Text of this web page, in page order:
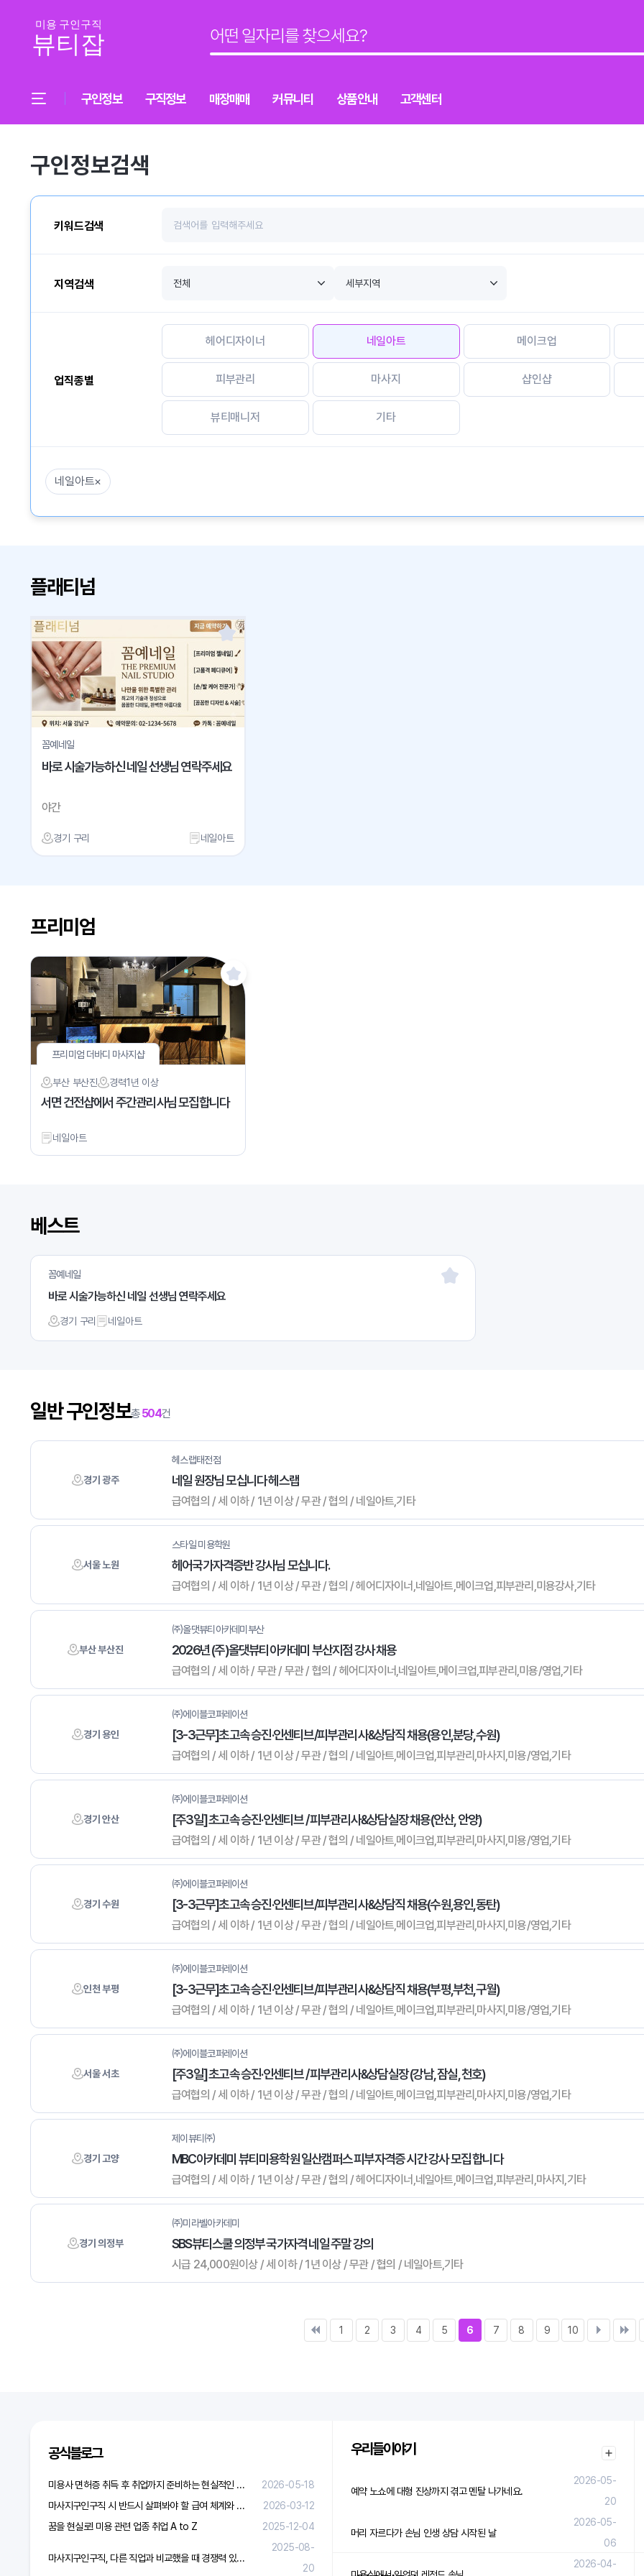
구인정보 구직정보 매장매매 커뮤니티 상품안내 고객센터
구인정보검색
키워드검색
지역검색
업직종별
헤어디자이너 네일아트 메이크업
피부관리 마사지 샵인샵
뷰티매니저 기타
네일아트×
플래티넘
꼼예네일
바로 시술가능하신 네일 선생님 연락주세요
야간
경기 구리 네일아트
프리미엄
프리미엄 더바디 마사지샵
부산 부산진 경력1년 이상
서면 건전샵에서 주간관리사님 모집합니다
네일아트
베스트
꼼예네일
바로 시술가능하신 네일 선생님 연락주세요
경기 구리 네일아트
일반 구인정보총504건
경기 광주
헤스랩태전점
네일 원장님 모십니다 헤스랩
급여협의 / 세 이하 / 1년 이상 / 무관 / 협의 / 네일아트,기타
서울 노원
스타일 미용학원
헤어국가자격증반 강사님 모십니다.
급여협의 / 세 이하 / 1년 이상 / 무관 / 협의 / 헤어디자이너,네일아트,메이크업,피부관리,미용강사,기타
부산 부산진
㈜올댓뷰티아카데미부산
2026년 (주)올댓뷰티아카데미 부산지점 강사 채용
급여협의 / 세 이하 / 무관 / 무관 / 협의 / 헤어디자이너,네일아트,메이크업,피부관리,미용/영업,기타
경기 용인
㈜에이블코퍼레이션
[3-3근무]초고속 승진·인센티브/피부관리사&상담직 채용(용인,분당,수원)
급여협의 / 세 이하 / 1년 이상 / 무관 / 협의 / 네일아트,메이크업,피부관리,마사지,미용/영업,기타
경기 안산
㈜에이블코퍼레이션
[주3일] 초고속 승진·인센티브 / 피부관리사&상담실장 채용(안산, 안양)
급여협의 / 세 이하 / 1년 이상 / 무관 / 협의 / 네일아트,메이크업,피부관리,마사지,미용/영업,기타
경기 수원
㈜에이블코퍼레이션
[3-3근무]초고속 승진·인센티브/피부관리사&상담직 채용(수원,용인,동탄)
급여협의 / 세 이하 / 1년 이상 / 무관 / 협의 / 네일아트,메이크업,피부관리,마사지,미용/영업,기타
인천 부평
㈜에이블코퍼레이션
[3-3근무]초고속 승진·인센티브/피부관리사&상담직 채용(부평,부천,구월)
급여협의 / 세 이하 / 1년 이상 / 무관 / 협의 / 네일아트,메이크업,피부관리,마사지,미용/영업,기타
서울 서초
㈜에이블코퍼레이션
[주3일] 초고속 승진·인센티브 / 피부관리사&상담실장 (강남, 잠실, 천호)
급여협의 / 세 이하 / 1년 이상 / 무관 / 협의 / 네일아트,메이크업,피부관리,마사지,미용/영업,기타
경기 고양
제이뷰티㈜
MBC아카데미 뷰티미용학원 일산캠퍼스 피부자격증 시간 강사 모집 합니다
급여협의 / 세 이하 / 1년 이상 / 무관 / 협의 / 헤어디자이너,네일아트,메이크업,피부관리,마사지,기타
경기 의정부
㈜미라벨아카데미
SBS뷰티스쿨 의정부 국가자격 네일 주말 강의
시급 24,000원이상 / 세 이하 / 1년 이상 / 무관 / 협의 / 네일아트,기타
1 2 3 4 5 6 7 8 9 10
공식블로그
미용사 면허증 취득 후 취업까지 준비하는 현실적인 방법
2026-05-18
마사지구인구직 시 반드시 살펴봐야 할 급여 체계와 합리적 보상 가이드
2026-03-12
꿈을 현실로! 미용 관련 업종 취업 A to Z
2025-12-04
마사지구인구직, 다른 직업과 비교했을 때 경쟁력 있을까?
2025-08-
20
우리들이야기
예약 노쇼에 대형 진상까지 겪고 멘탈 나가네요.
2026-05-
20
머리 자르다가 손님 인생 상담 시작된 날
2026-05-
06
2026-04-